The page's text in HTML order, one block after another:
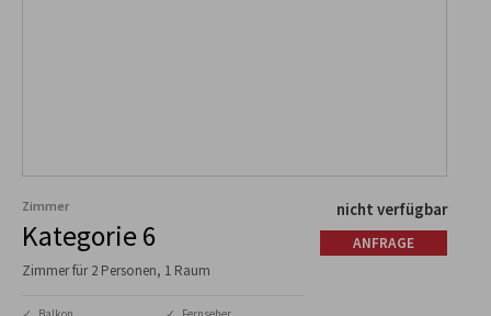
Zimmer
Kategorie 6
Zimmer für 2 Personen, 1 Raum
nicht verfügbar
ANFRAGE